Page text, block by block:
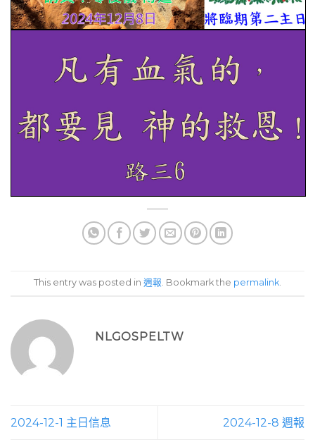
This entry was posted in 週報. Bookmark the permalink.
NLGOSPELTW
2024-12-1 主日信息 2024-12-8 週報